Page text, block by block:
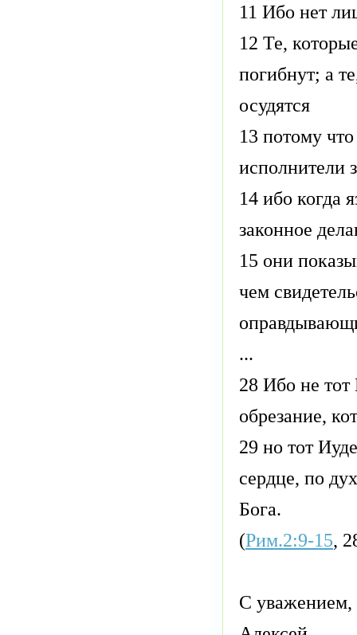
11 Ибо нет
12 Те,
погибнут; а
осудятся
13 потому
исполнители
14 ибо когда
законное
15 они
чем
...
28 Ибо не тот
обрезание,
29 но тот
сердце, по
Бога.
(Рим.2:9-15,
С уважением,